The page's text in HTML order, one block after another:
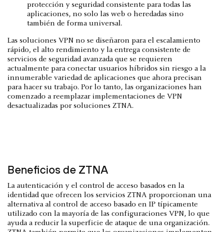
protección y seguridad consistente para todas las
aplicaciones, no solo las web o heredadas sino
también de forma universal.
Las soluciones VPN no se diseñaron para el escalamiento
rápido, el alto rendimiento y la entrega consistente de
servicios de seguridad avanzada que se requieren
actualmente para conectar usuarios híbridos sin riesgo a la
innumerable variedad de aplicaciones que ahora precisan
para hacer su trabajo. Por lo tanto, las organizaciones han
comenzado a reemplazar implementaciones de VPN
desactualizadas por soluciones ZTNA.
Beneficios de ZTNA
La autenticación y el control de acceso basados en la
identidad que ofrecen los servicios ZTNA proporcionan una
alternativa al control de acceso basado en IP típicamente
utilizado con la mayoría de las configuraciones VPN, lo que
ayuda a reducir la superficie de ataque de una organización.